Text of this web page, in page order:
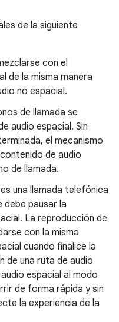
de la siguiente
con el
de la misma manera
no espacial.
de llamada se
audio espacial. Sin
el mecanismo
de audio
de llamada.
una llamada telefónica
debe pausar la
La reproducción de
con la misma
cuando finalice la
de una ruta de audio
espacial al modo
de forma rápida y sin
la experiencia de la